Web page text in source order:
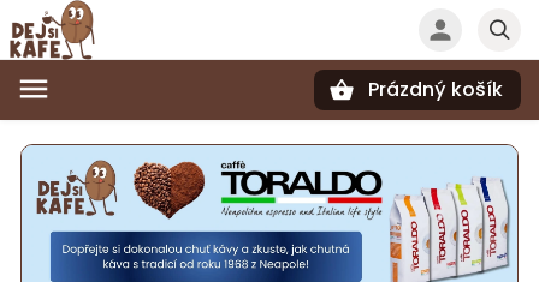
Prázdný košík